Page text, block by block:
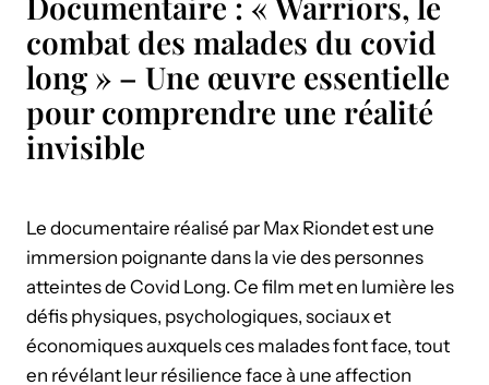
combat des malades du covid
long » – Une œuvre essentielle
pour comprendre une réalité
invisible
Le documentaire réalisé par Max Riondet est une
immersion poignante dans la vie des personnes
atteintes de Covid Long. Ce film met en lumière les
défis physiques, psychologiques, sociaux et
économiques auxquels ces malades font face, tout
en révélant leur résilience face à une affection